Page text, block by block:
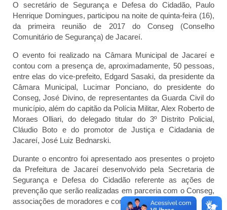
O secretário de Segurança e Defesa do Cidadão, Paulo
Henrique Domingues, participou na noite de quinta-feira (16),
da primeira reunião de 2017 do Conseg (Conselho
Comunitário de Segurança) de Jacareí.
O evento foi realizado na Câmara Municipal de Jacareí e
contou com a presença de, aproximadamente, 50 pessoas,
entre elas do vice-prefeito, Edgard Sasaki, da presidente da
Câmara Municipal, Lucimar Ponciano, do presidente do
Conseg, José Divino, de representantes da Guarda Civil do
município, além do capitão da Polícia Militar, Alex Roberto de
Moraes Olliari, do delegado titular do 3º Distrito Policial,
Cláudio Boto e do promotor de Justiça e Cidadania de
Jacareí, José Luiz Bednarski.
Durante o encontro foi apresentado aos presentes o projeto
da Prefeitura de Jacareí desenvolvido pela Secretaria de
Segurança e Defesa do Cidadão referente as ações de
prevenção que serão realizadas em parceria com o Conseg,
associações de moradores e comunidade.